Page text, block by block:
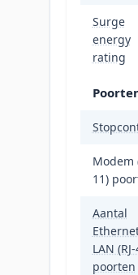
Surge
energy
rating
Modem
11)
Aantal
LAN
poorten